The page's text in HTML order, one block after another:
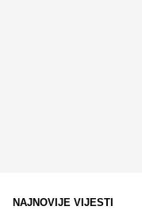
NAJNOVIJE VIJESTI